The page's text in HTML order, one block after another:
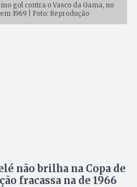
gol contra o Vasco da Gama, no
1969 | Foto: Reprodução
não brilha na Copa de
fracassa na de 1966